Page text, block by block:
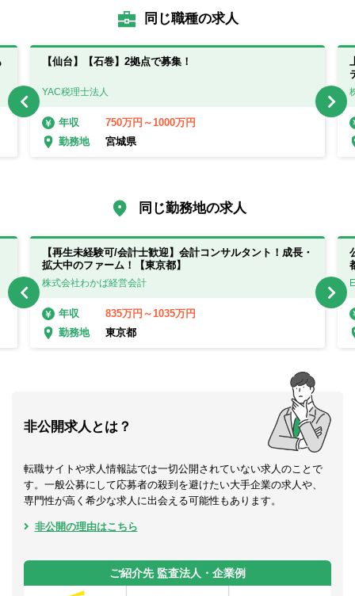
同じ職種の求人
【仙台】【石巻】2拠点で募集！
YAC税理士法人
年収
750万円～1000万円
勤務地
宮城県
同じ勤務地の求人
【再生未経験可/会計士歓迎】会計コンサルタント！成長・
拡大中のファーム！【東京都】
株式会社わかば経営会計
年収
835万円～1035万円
勤務地
東京都
非公開求人とは？
転職サイトや求人情報誌では一切公開されていない求人のことで
す。一般公募にして応募者の殺到を避けたい大手企業の求人や、
専門性が高く希少な求人に出会える可能性もあります。
非公開の理由はこちら
ご紹介先 監査法人・企業例